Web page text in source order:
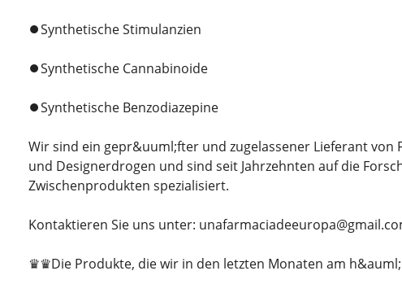
⏺️Synthetische Stimulanzien
⏺️Synthetische Cannabinoide
⏺️Synthetische Benzodiazepine
Wir sind ein gepr&uuml;fter und zugelassener Lieferant
und Designerdrogen und sind seit Jahrzehnten auf die
Zwischenprodukten spezialisiert.
Kontaktieren Sie uns unter:
♛♛Die Produkte, die wir in den letzten Monaten am